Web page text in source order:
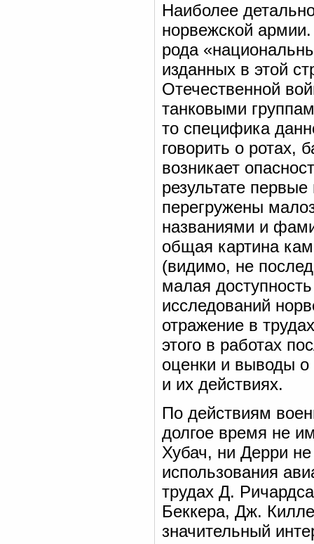
Наиболее
норвежской
рода
изданных в этой
Отечественной
танковыми
то специфика
говорить о ротах,
возникает
результате
перегружены
названиями и
общая картина
(видимо, не
малая
исследований
отражение в
этого в работах
оценки и выводы о
и их действиях.
По действиям
долгое время не
Хубач, ни Дерри
использования
трудах Д.
Беккера, Дж.
значительный